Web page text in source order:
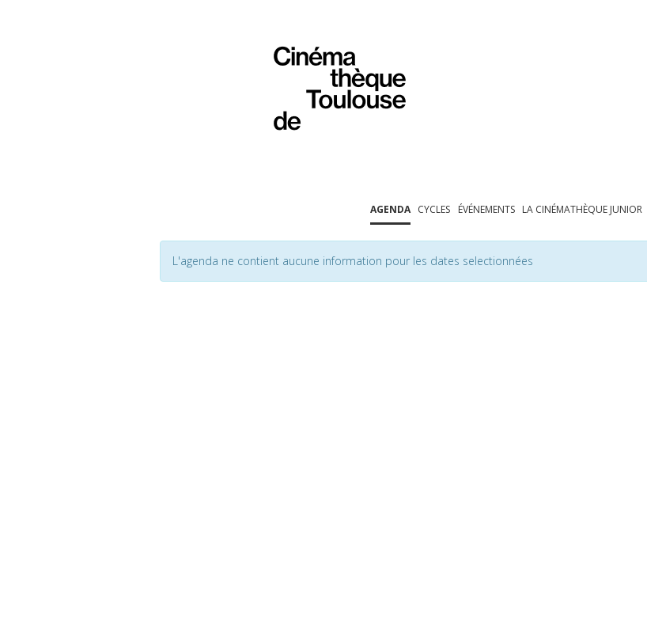
AGENDA CYCLES ÉVÉNEMENTS LA CINÉMATHÈQUE JUNIOR
L'agenda ne contient aucune information pour les dates selectionnées